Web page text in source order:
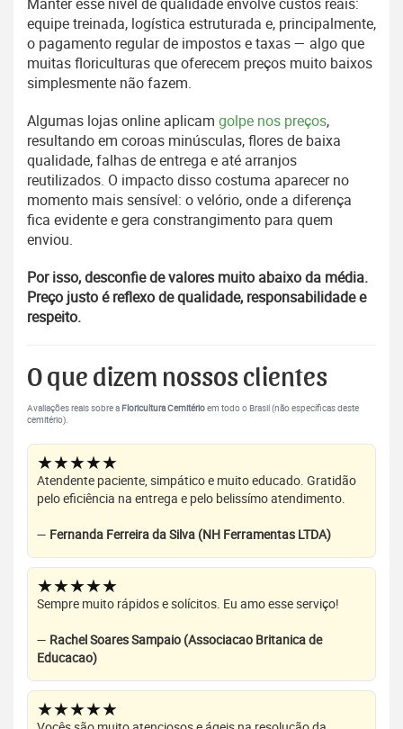
equipe treinada, logística estruturada e, principalmente,
o pagamento regular de impostos e taxas — algo que
muitas floriculturas que oferecem preços muito baixos
simplesmente não fazem.
Algumas lojas online aplicam golpe nos preços,
resultando em coroas minúsculas, flores de baixa
qualidade, falhas de entrega e até arranjos
reutilizados. O impacto disso costuma aparecer no
momento mais sensível: o velório, onde a diferença
fica evidente e gera constrangimento para quem
enviou.
Por isso, desconfie de valores muito abaixo da média.
Preço justo é reflexo de qualidade, responsabilidade e
respeito.
O que dizem nossos clientes
Avaliações reais sobre a Floricultura Cemitérioem todo o Brasil (não específicas deste
cemitério).
★★★★★
Atendente paciente, simpático e muito educado. Gratidão
pelo eficiência na entrega e pelo belissímo atendimento.
— Fernanda Ferreira da Silva (NH Ferramentas LTDA)
★★★★★
Sempre muito rápidos e solícitos. Eu amo esse serviço!
— Rachel Soares Sampaio (Associacao Britanica de
Educacao)
★★★★★